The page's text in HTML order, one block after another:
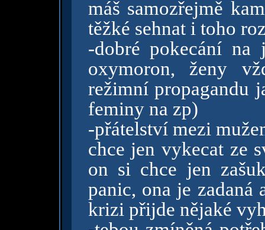
máš samozřejmě
těžké sehnat i toho
-dobré pokecání na
oxymoron, ženy
režimní propagandu
feminy na zp)
-přátelství mezi
chce jen vykecat ze
on si chce jen
panic, ona je
krizi přijde nějaké